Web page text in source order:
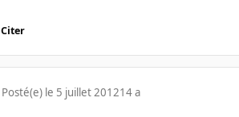
Citer
Posté(e) le 5 juillet 201214 a